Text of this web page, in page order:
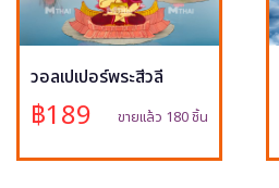
วอลเปเปอร์พระสีวลี
฿189 ขายแล้ว 180 ชิ้น